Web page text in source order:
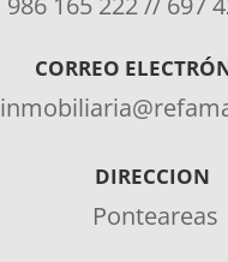
CORREO
DIRECCION
Ponteareas